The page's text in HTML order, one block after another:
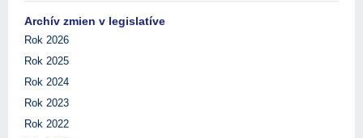
Archív zmien v legislatíve
Rok 2026
Rok 2025
Rok 2024
Rok 2023
Rok 2022